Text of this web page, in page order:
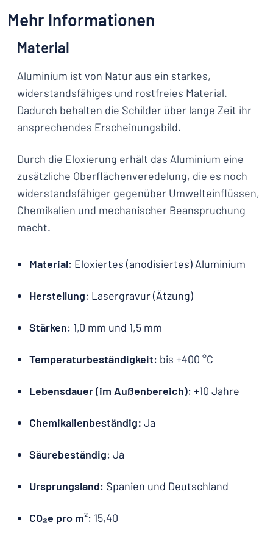
Mehr Informationen
Material
Aluminium ist von Natur aus ein starkes,
widerstandsfähiges und rostfreies Material.
Dadurch behalten die Schilder über lange Zeit ihr
ansprechendes Erscheinungsbild.
Durch die Eloxierung erhält das Aluminium eine
zusätzliche Oberflächenveredelung, die es noch
widerstandsfähiger gegenüber Umwelteinflüssen,
Chemikalien und mechanischer Beanspruchung
macht.
Material: Eloxiertes (anodisiertes) Aluminium
Herstellung: Lasergravur (Ätzung)
Stärken: 1,0 mm und 1,5 mm
Temperaturbeständigkeit: bis +400 °C
Lebensdauer (im Außenbereich): +10 Jahre
Chemikalienbeständig: Ja
Säurebeständig: Ja
Ursprungsland: Spanien und Deutschland
CO₂e pro m²: 15,40